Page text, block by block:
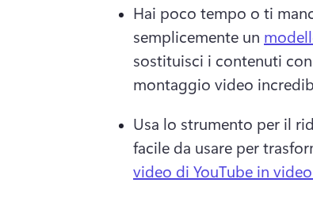
Hai poco tempo o ti
semplicemente un
sostituisci i contenuti
montaggio video
Usa lo strumento per il
facile da usare per
video di YouTube in